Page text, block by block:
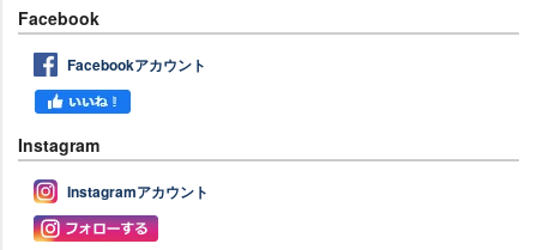
Facebook
Facebookアカウント
Instagram
Instagramアカウント